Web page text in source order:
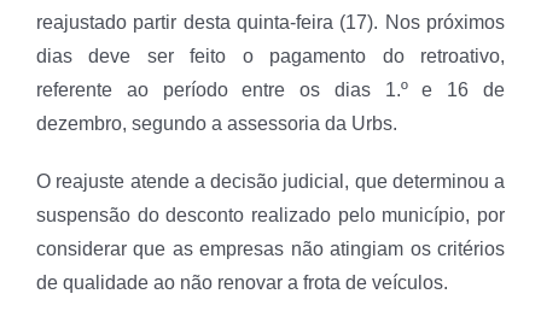
reajustado partir desta quinta-feira (17). Nos próximos
dias deve ser feito o pagamento do retroativo,
referente ao período entre os dias 1.º e 16 de
dezembro, segundo a assessoria da Urbs.
O reajuste atende a decisão judicial, que determinou a
suspensão do desconto realizado pelo município, por
considerar que as empresas não atingiam os critérios
de qualidade ao não renovar a frota de veículos.